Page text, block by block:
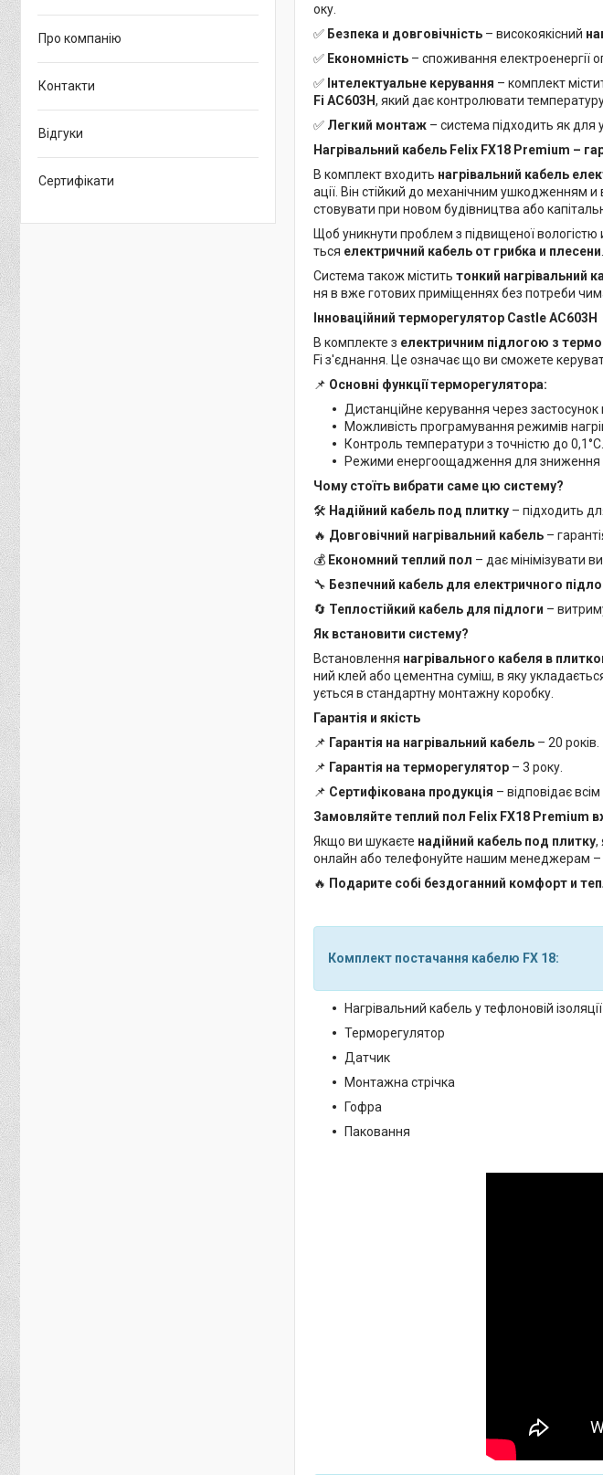
оку.
✅ Безпека и довговічність – високоякісний
✅ Економність – споживання електроенергії
✅ Інтелектуальне керування – комплект
Fi AC603H, який дає контролювати
✅ Легкий монтаж – система підходить як
Нагрівальний кабель Felix FX18 Premium –
В комплект входить нагрівальний кабель
ації. Він стійкий до механічним ушкодженням
стовувати при новом будівництва або
Щоб уникнути проблем з підвищеної вологістю
ться електричний кабель от грибка и плесени
Система також містить тонкий нагрівальний
ня в вже готових приміщеннях без потреби
Інноваційний терморегулятор Castle AC603H
В комплекте з електричним підлогою з
Fi з'єднання. Це означає що ви сможете
📌 Основні функції терморегулятора:
Дистанційне керування через застосунок
Можливість програмування режимів
Контроль температури з точністю до 0,1°C.
Режими енергоощадження для зниження
Чому стоїть вибрати саме цю систему?
🛠 Надійний кабель под плитку – підходить
🔥 Довговічний нагрівальний кабель –
💰 Економний теплий пол – дає мінімізувати
🔧 Безпечний кабель для електричного
🔄 Теплостійкий кабель для підлоги –
Як встановити систему?
Встановлення нагрівального кабеля в
ний клей або цементна суміш, в яку
ується в стандартну монтажну коробку.
Гарантія и якість
📌 Гарантія на нагрівальний кабель – 20 років.
📌 Гарантія на терморегулятор – 3 року.
📌 Сертифікована продукція – відповідає
Замовляйте теплий пол Felix FX18 Premium
Якщо ви шукаєте надійний кабель под плитку,
онлайн або телефонуйте нашим менеджерам
🔥 Подарите собі бездоганний комфорт и
Комплект постачання кабелю FX 18:
Нагрівальний кабель у тефлоновій ізоляції
Терморегулятор
Датчик
Монтажна стрічка
Гофра
Паковання
Про компанію
Контакти
Відгуки
Сертифікати